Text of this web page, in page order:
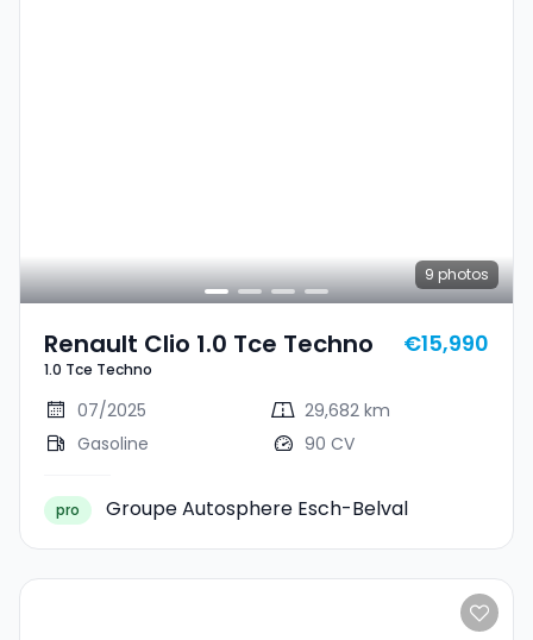
9 photos
Renault Clio 1.0 Tce Techno
1.0 Tce Techno
€15,990
07/2025
29,682 km
Gasoline
90 CV
pro Groupe Autosphere Esch-Belval